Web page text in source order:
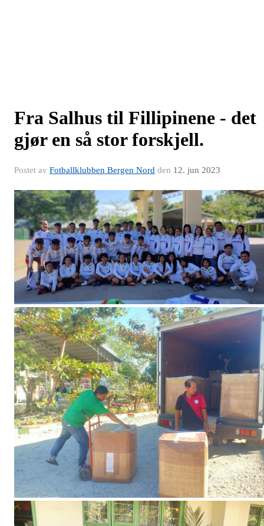
Fra Salhus til Fillipinene - det
gjør en så stor forskjell.
Postet av Fotballklubben Bergen Nord den 12. jun 2023